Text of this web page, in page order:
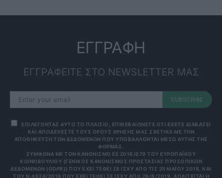
ΕΓΓΡΑΦΗ
ΕΓΓΡΑΦΕΙΤΕ ΣΤΟ NEWSLETTER ΜΑΣ
SUBSCRIBE
ΕΠΙΛΕΓΟΝΤΑΣ ΑΥΤΟ ΤΟ ΠΛΑΙΣΙΟ, ΕΠΙΒΕΒΑΙΩΝΕΤΕ ΟΤΙ ΕΧΕΤΕ ΔΙΑΒΑΣΕΙ
ΚΑΙ ΑΠΟΔΕΧΕΣΤΕ ΤΟΥΣ ΟΡΟΥΣ ΧΡΗΣΗΣ ΜΑΣ ΣΧΕΤΙΚΑ ΜΕ ΤΗΝ
ΑΠΟΘΗΚΕΥΣΗ ΤΩΝ ΔΕΔΟΜΕΝΩΝ ΠΟΥ ΥΠΟΒΑΛΛΟΝΤΑΙ ΜΕΣΩ ΑΥΤΗΣ ΤΗΣ
ΦΟΡΜΑΣ.
ΣΎΜΦΩΝΑ ΜΕ ΤΟΝ ΚΑΝΟΝΙΣΜΌ ΕΕ 2016/679 ΤΟΥ ΕΥΡΩΠΑΪΚΟΎ
ΚΟΙΝΟΒΟΥΛΊΟΥ {ΓΕΝΙΚΌΣ ΚΑΝΟΝΙΣΜΌΣ ΠΡΟΣΤΑΣΊΑΣ ΠΡΟΣΩΠΙΚΏΝ
ΔΕΔΟΜΈΝΩΝ (GDPR)} ΠΟΥ ΈΧΕΙ ΤΕΘΕΊ ΣΕ ΙΣΧΎ ΑΠΌ ΤΙΣ 25 ΜΑΪ́ΟΥ 2018, ΚΑΙ
ΤΟΥ Ν.4624/2019 ΠΟΥ ΈΧΕΙ ΤΕΘΕΊ ΣΕ ΙΣΧΎ ΑΠΌ 29/8/2019, ΑΠΑΙΤΕΊΤΑΙ Η